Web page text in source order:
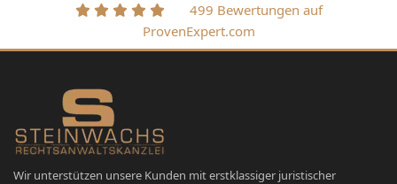
499 Bewertungen auf
ProvenExpert.com
Wir unterstützen unsere Kunden mit erstklassiger juristischer